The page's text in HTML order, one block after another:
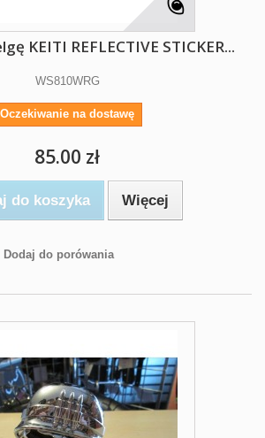
KEITI REFLECTIVE STICKER...
WS810WRG
Oczekiwanie na dostawę
85.00 zł
do koszyka Więcej
Dodaj do porówania